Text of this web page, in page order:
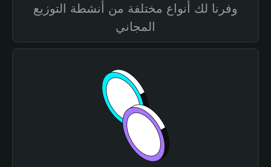
وفرنا لك أنواع مختلفة من أنشطة التوزيع
المجاني